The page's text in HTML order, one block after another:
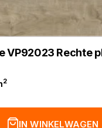
VP92023 Rechte
2
IN WINKELWAGEN